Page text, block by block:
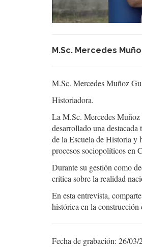
M.Sc. Mercedes
M.Sc. Mercedes Muñoz
Historiadora.
La M.Sc. Mercedes
desarrollado una
de la Escuela de Historia y
procesos sociopolíticos en
Durante su gestión como
crítica sobre la realidad
En esta entrevista,
histórica en la construcción
Fecha de grabación: 26/03/